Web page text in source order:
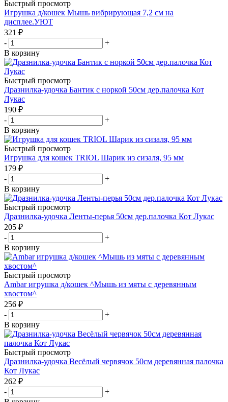
Быстрый просмотр
Игрушка д/кошек Мышь вибрирующая 7,2 см на
дисплее.УЮТ
321 ₽
-
+
В корзину
Быстрый просмотр
Дразнилка-удочка Бантик с норкой 50см дер.палочка Кот
Лукас
190 ₽
-
+
В корзину
Быстрый просмотр
Игрушка для кошек TRIOL Шарик из сизаля, 95 мм
179 ₽
-
+
В корзину
Быстрый просмотр
Дразнилка-удочка Ленты-перья 50см дер.палочка Кот Лукас
205 ₽
-
+
В корзину
Быстрый просмотр
Ambar игрушка д/кошек ^Мышь из мяты с деревянным
хвостом^
256 ₽
-
+
В корзину
Быстрый просмотр
Дразнилка-удочка Весёлый червячок 50см деревянная палочка
Кот Лукас
262 ₽
-
+